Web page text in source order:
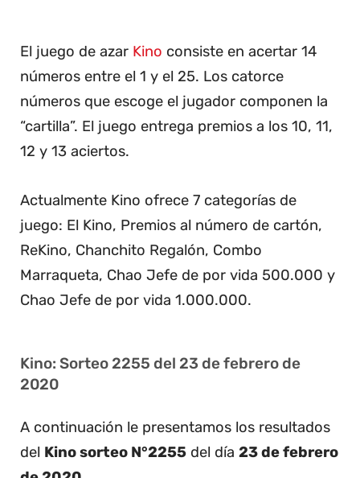
El juego de azar Kino consiste en acertar 14
números entre el 1 y el 25. Los catorce
números que escoge el jugador componen la
“cartilla”. El juego entrega premios a los 10, 11,
12 y 13 aciertos.
Actualmente Kino ofrece 7 categorías de
juego: El Kino, Premios al número de cartón,
ReKino, Chanchito Regalón, Combo
Marraqueta, Chao Jefe de por vida 500.000 y
Chao Jefe de por vida 1.000.000.
Kino: Sorteo 2255 del 23 de febrero de
2020
A continuación le presentamos los resultados
del Kino sorteo N°2255 del día 23 de febrero